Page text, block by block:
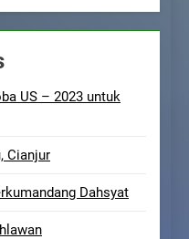
US – 2023 untuk
Cianjur
Dahsyat